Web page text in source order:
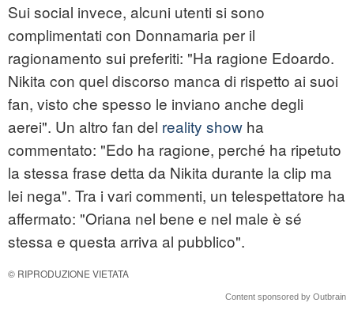
Sui social invece, alcuni utenti si sono
complimentati con Donnamaria per il
ragionamento sui preferiti: "Ha ragione Edoardo.
Nikita con quel discorso manca di rispetto ai suoi
fan, visto che spesso le inviano anche degli
aerei". Un altro fan del reality show ha
commentato: "Edo ha ragione, perché ha ripetuto
la stessa frase detta da Nikita durante la clip ma
lei nega". Tra i vari commenti, un telespettatore ha
affermato: "Oriana nel bene e nel male è sé
stessa e questa arriva al pubblico".
© RIPRODUZIONE VIETATA
Content sponsored by Outbrain